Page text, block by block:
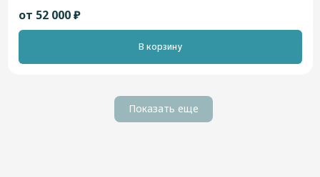
от 52 000 ₽
В корзину
Показать еще